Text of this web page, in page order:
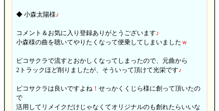
◆ 小森太陽様♪
コメント＆お気に入り登録ありがとうございます♪
小森様の曲を聴いてやりたくなって便乗してしまいました ｗ
ピコサクラで流すとおかしくなってしまったので、元曲から
2トラックほど削りましたが、そういって頂けて光栄です♪
ピコサクラは良いですよね ！ せっかくくじら様に創って頂いたの
で
活用してリメイクだけじゃなくてオリジナルのも創れたらいいな